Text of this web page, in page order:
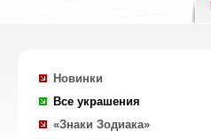
Новинки
Все украшения
«Знаки Зодиака»